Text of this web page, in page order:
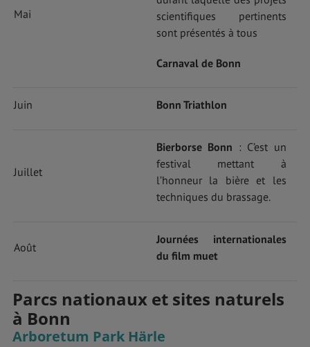
Mai
scientifiques pertinents
sont présentés à tous
Carnaval de Bonn
Juin Bonn Triathlon
Juillet
Bierborse Bonn : C’est un
festival mettant à
l’honneur la bière et les
techniques du brassage.
Août
Journées internationales
du film muet
Parcs nationaux et sites naturels
à Bonn
Arboretum Park Härle